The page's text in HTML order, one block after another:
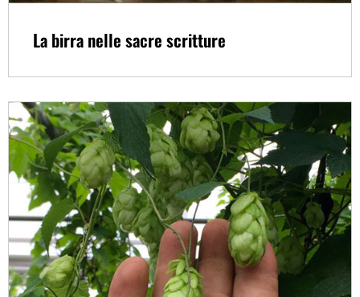
La birra nelle sacre scritture